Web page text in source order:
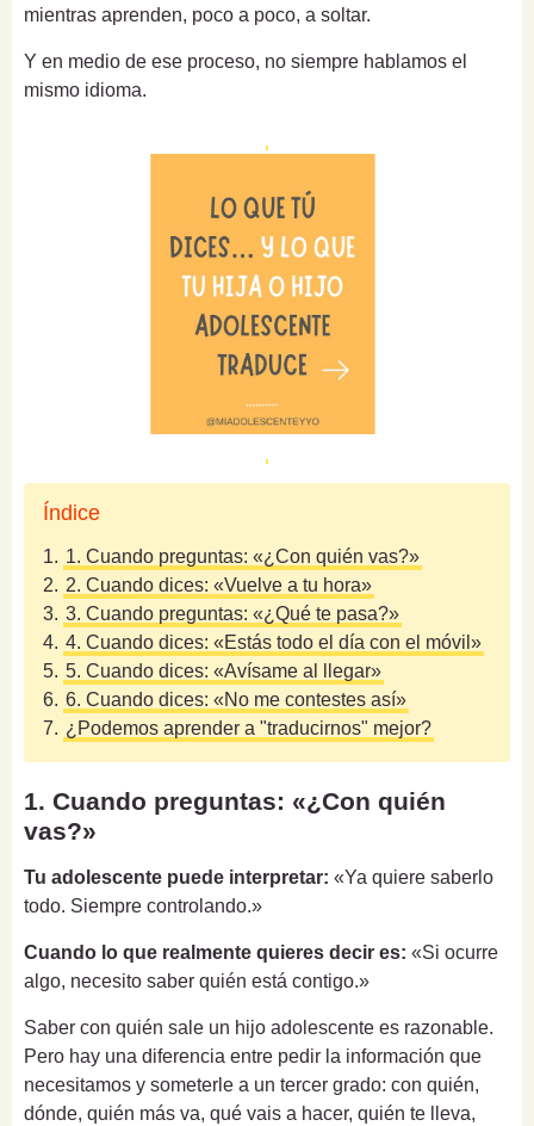
mientras aprenden, poco a poco, a soltar.
Y en medio de ese proceso, no siempre hablamos el
mismo idioma.
Índice
1. 1. Cuando preguntas: «¿Con quién vas?»
2. 2. Cuando dices: «Vuelve a tu hora»
3. 3. Cuando preguntas: «¿Qué te pasa?»
4. 4. Cuando dices: «Estás todo el día con el móvil»
5. 5. Cuando dices: «Avísame al llegar»
6. 6. Cuando dices: «No me contestes así»
7. ¿Podemos aprender a "traducirnos" mejor?
1. Cuando preguntas: «¿Con quién
vas?»
Tu adolescente puede interpretar: «Ya quiere saberlo
todo. Siempre controlando.»
Cuando lo que realmente quieres decir es: «Si ocurre
algo, necesito saber quién está contigo.»
Saber con quién sale un hijo adolescente es razonable.
Pero hay una diferencia entre pedir la información que
necesitamos y someterle a un tercer grado: con quién,
dónde, quién más va, qué vais a hacer, quién te lleva,